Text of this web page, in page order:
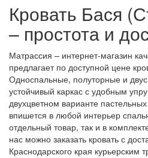
Кровать Бася
– простота и
Матрассия – интернет-магазин
предлагает по доступной цене
Односпальные, полуторные и
устойчивый каркас с удобным
двухцветном варианте
впишется в любой интерьер
отдельный товар, так и в
нас можно заказать кровать с
Краснодарского края курьерским